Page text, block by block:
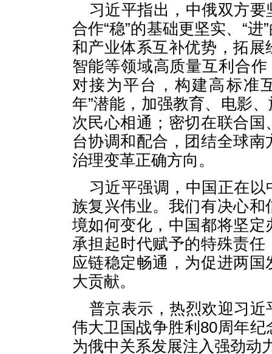
习近平指出，中俄双方
合作“稳”的基础更坚实、“
和产业体系互补优势，拓
智能等领域高质量互利合
对接为平台，构建高标准
年”潜能，加强教育、电影
次民心相通；密切在联合
台协调和配合，团结全球
治理变革正确方向。
习近平强调，中国正在
族复兴伟业。我们有决心
境如何变化，中国都将坚
承担起时代赋予的特殊责
应链稳定畅通，为促进两
大贡献。
普京表示，热烈欢迎习
伟大卫国战争胜利80周年
为俄中关系发展注入强劲动